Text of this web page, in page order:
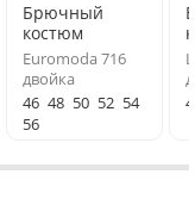
Брючный
костюм
Euromoda 716
двойка
46 48 50 52 54
56